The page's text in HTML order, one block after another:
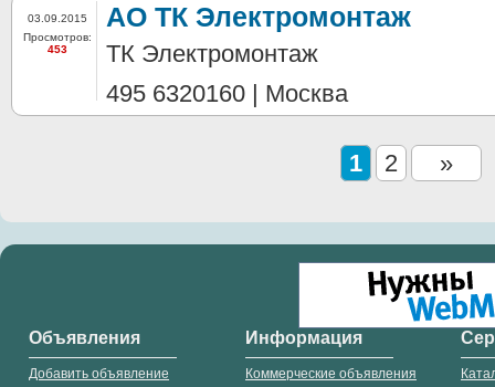
03.09.2015
Просмотров:
453
АО ТК Электромонтаж
ТК Электромонтаж
495 6320160 | Москва
1 2 »
Объявления
Добавить объявление
Информация
Коммерческие объявления